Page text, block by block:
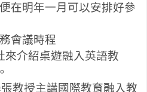
在明年一月可以安排好參
會議時程
來介紹桌遊融入英語教
。
教授主講國際教育融入教